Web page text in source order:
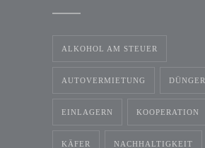
ALKOHOL AM STEUER
AUTOVERMIETUNG DÜNGER
EINLAGERN KOOPERATION
KÄFER NACHHALTIGKEIT